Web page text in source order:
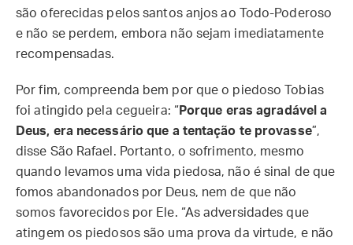
são oferecidas pelos santos anjos ao Todo-Poderoso
e não se perdem, embora não sejam imediatamente
recompensadas.
Por fim, compreenda bem por que o piedoso Tobias
foi atingido pela cegueira: “ Porque eras agradável a
Deus, era necessário que a tentação te provasse”,
disse São Rafael. Portanto, o sofrimento, mesmo
quando levamos uma vida piedosa, não é sinal de que
fomos abandonados por Deus, nem de que não
somos favorecidos por Ele. “As adversidades que
atingem os piedosos são uma prova da virtude, e não